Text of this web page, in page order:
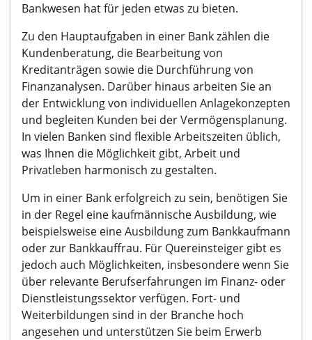
Bankwesen hat für jeden etwas zu bieten.
Zu den Hauptaufgaben in einer Bank zählen die
Kundenberatung, die Bearbeitung von
Kreditanträgen sowie die Durchführung von
Finanzanalysen. Darüber hinaus arbeiten Sie an
der Entwicklung von individuellen Anlagekonzepten
und begleiten Kunden bei der Vermögensplanung.
In vielen Banken sind flexible Arbeitszeiten üblich,
was Ihnen die Möglichkeit gibt, Arbeit und
Privatleben harmonisch zu gestalten.
Um in einer Bank erfolgreich zu sein, benötigen Sie
in der Regel eine kaufmännische Ausbildung, wie
beispielsweise eine Ausbildung zum Bankkaufmann
oder zur Bankkauffrau. Für Quereinsteiger gibt es
jedoch auch Möglichkeiten, insbesondere wenn Sie
über relevante Berufserfahrungen im Finanz- oder
Dienstleistungssektor verfügen. Fort- und
Weiterbildungen sind in der Branche hoch
angesehen und unterstützen Sie beim Erwerb